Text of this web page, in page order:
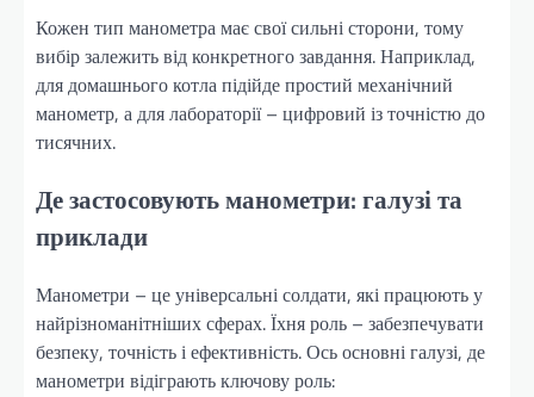
Кожен тип манометра має свої сильні сторони, тому
вибір залежить від конкретного завдання. Наприклад,
для домашнього котла підійде простий механічний
манометр, а для лабораторії – цифровий із точністю до
тисячних.
Де застосовують манометри: галузі та
приклади
Манометри – це універсальні солдати, які працюють у
найрізноманітніших сферах. Їхня роль – забезпечувати
безпеку, точність і ефективність. Ось основні галузі, де
манометри відіграють ключову роль: